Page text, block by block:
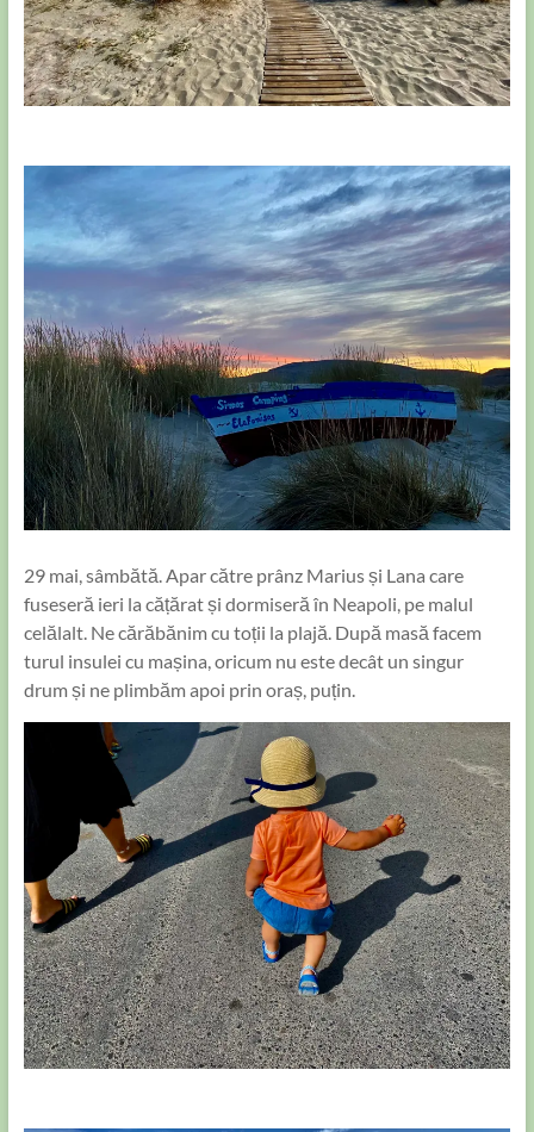
29 mai, sâmbătă. Apar către prânz Marius și Lana care
fuseseră ieri la cățărat și dormiseră în Neapoli, pe malul
celălalt. Ne cărăbănim cu toții la plajă. După masă facem
turul insulei cu mașina, oricum nu este decât un singur
drum și ne plimbăm apoi prin oraș, puțin.